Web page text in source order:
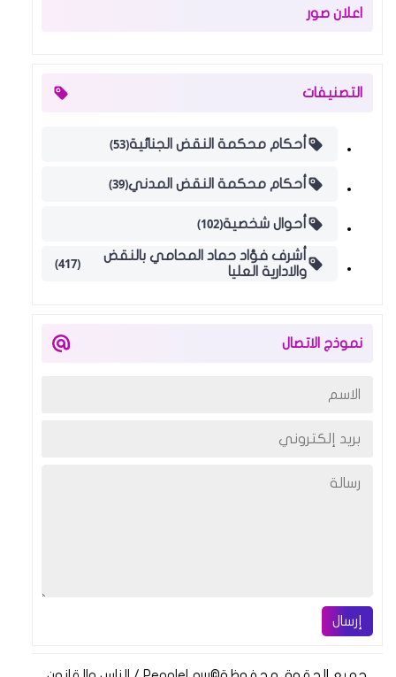
اعلان صور
التصنيفات
أحكام محكمة النقض الجنائية(53)
أحكام محكمة النقض المدني(39)
أحوال شخصية(102)
أشرف فؤاد حماد المحامي بالنقض
والادارية العليا
(417)
نموذج الاتصال
إرسال